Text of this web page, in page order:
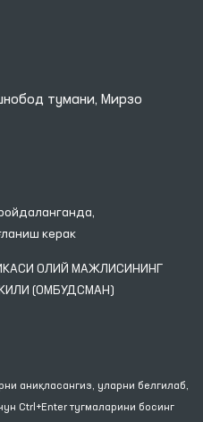
тумани, Мирзо
керак
ОЛИЙ МАЖЛИСИНИНГ
(ОМБУДСМАН)
аниқласангиз, уларни белгилаб,
Ctrl+Enter тугмаларини босинг